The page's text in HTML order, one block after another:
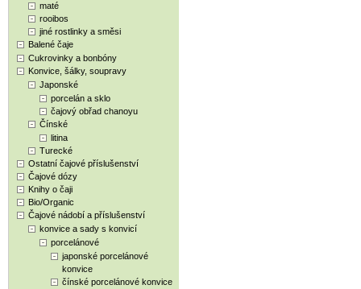
maté
rooibos
jiné rostlinky a směsi
Balené čaje
Cukrovinky a bonbóny
Konvice, šálky, soupravy
Japonské
porcelán a sklo
čajový obřad chanoyu
Čínské
litina
Turecké
Ostatní čajové příslušenství
Čajové dózy
Knihy o čaji
Bio/Organic
Čajové nádobí a příslušenství
konvice a sady s konvicí
porcelánové
japonské porcelánové
konvice
čínské porcelánové konvice